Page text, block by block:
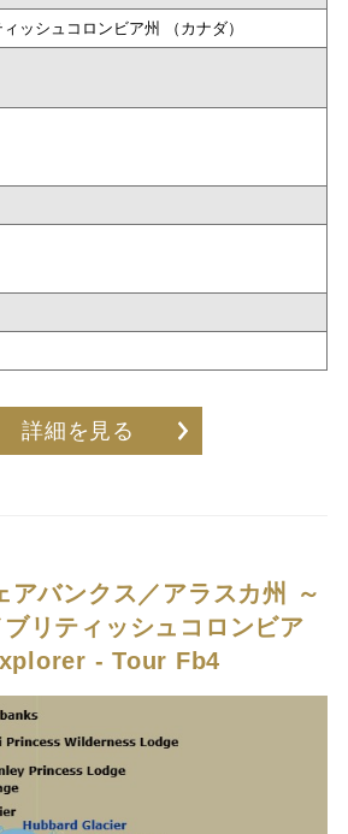
ッシュコロンビア州 （カナダ）
詳細を見る
アバンクス／アラスカ州 ～
リティッシュコロンビア
- Tour Fb4